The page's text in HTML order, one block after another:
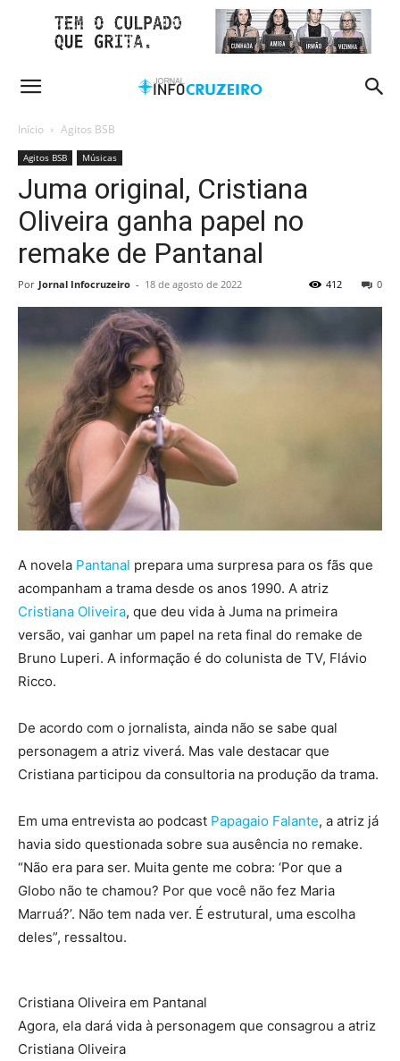
Início Agitos BSB
Agitos BSB Músicas
Juma original, Cristiana
Oliveira ganha papel no
remake de Pantanal
Por Jornal Infocruzeiro - 18 de agosto de 2022 0
412
A novela Pantanal prepara uma surpresa para os fãs que
acompanham a trama desde os anos 1990. A atriz
Cristiana Oliveira, que deu vida à Juma na primeira
versão, vai ganhar um papel na reta final do remake de
Bruno Luperi. A informação é do colunista de TV, Flávio
Ricco.
De acordo com o jornalista, ainda não se sabe qual
personagem a atriz viverá. Mas vale destacar que
Cristiana participou da consultoria na produção da trama.
Em uma entrevista ao podcast Papagaio Falante, a atriz já
havia sido questionada sobre sua ausência no remake.
“Não era para ser. Muita gente me cobra: ‘Por que a
Globo não te chamou? Por que você não fez Maria
Marruá?’. Não tem nada ver. É estrutural, uma escolha
deles”, ressaltou.
Cristiana Oliveira em Pantanal
Agora, ela dará vida à personagem que consagrou a atriz
Cristiana Oliveira